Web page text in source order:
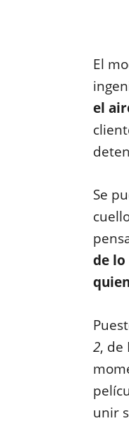
El
el
Se
de
2, de
unir